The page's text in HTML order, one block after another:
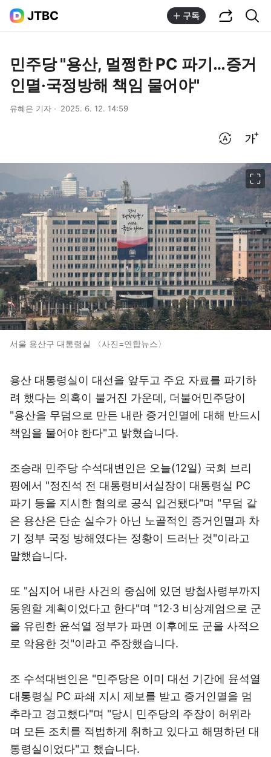
JTBC 구독
민주당 "용산, 멀쩡한 PC 파기…증거
인멸·국정방해 책임 물어야"
유혜은 기자 2025. 6. 12. 14:59
서울 용산구 대통령실 〈사진=연합뉴스〉
용산 대통령실이 대선을 앞두고 주요 자료를 파기하
려 했다는 의혹이 불거진 가운데, 더불어민주당이
"용산을 무덤으로 만든 내란 증거인멸에 대해 반드시
책임을 물어야 한다"고 밝혔습니다.
조승래 민주당 수석대변인은 오늘(12일) 국회 브리
핑에서 "정진석 전 대통령비서실장이 대통령실 PC
파기 등을 지시한 혐의로 공식 입건됐다"며 "무덤 같
은 용산은 단순 실수가 아닌 노골적인 증거인멸과 차
기 정부 국정 방해였다는 정황이 드러난 것"이라고
말했습니다.
또 "심지어 내란 사건의 중심에 있던 방첩사령부까지
동원할 계획이었다고 한다"며 "12·3 비상계엄으로 군
을 유린한 윤석열 정부가 파면 이후에도 군을 사적으
로 악용한 것"이라고 주장했습니다.
조 수석대변인은 "민주당은 이미 대선 기간에 윤석열
대통령실 PC 파쇄 지시 제보를 받고 증거인멸을 멈
추라고 경고했다"며 "당시 민주당의 주장이 허위라
며 모든 조치를 적법하게 취하고 있다고 해명하던 대
통령실이었다"고 했습니다.